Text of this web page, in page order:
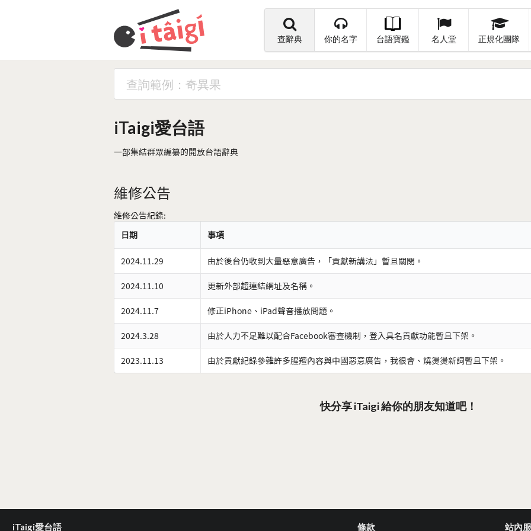
查辭典 你的名字 台語寶鑑 名人堂 正規化團隊
iTaigi愛台語
一部集結群眾編纂的開放台語辭典
維修公告
維修公告紀錄:
日期
事項
2024.11.29 由於後台仍收到大量惡意廣告，「貢獻新講法」暫且關閉。
2024.11.10 更新外部超連結網址及名稱。
2024.11.7 修正iPhone、iPad聲音播放問題。
2024.3.28 由於人力不足難以配合Facebook審查機制，登入具名貢獻功能暫且下架。
2023.11.13 由於貢獻紀錄參雜許多腥羶內容與中國惡意廣告，我很會、燒燙燙新詞暫且下架。
快分享 iTaigi 給你的朋友知道吧！
iTaigi愛台語 條款 站內